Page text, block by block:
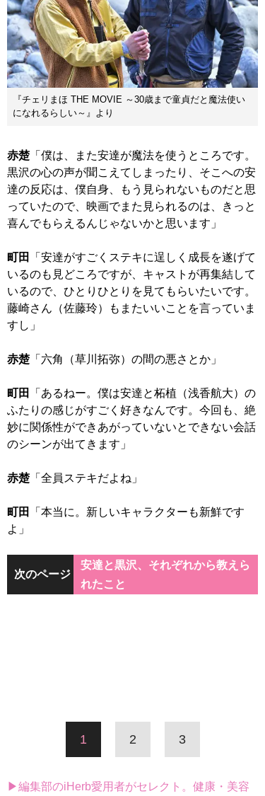
『チェリまほ THE MOVIE ～30歳まで童貞だと魔法使い
になれるらしい～』より
赤楚「僕は、また安達が魔法を使うところです。
黒沢の心の声が聞こえてしまったり、そこへの安
達の反応は、僕自身、もう見られないものだと思
っていたので、映画でまた見られるのは、きっと
喜んでもらえるんじゃないかと思います」
町田
「安達がすごくステキに逞しく成長を遂げて
いるのも見どころですが、キャストが再集結して
いるので、ひとりひとりを見てもらいたいです。
藤崎さん（佐藤玲）もまたいいことを言っていま
すし」
赤楚「六角（草川拓弥）の間の悪さとか」
町田
「あるねー。僕は安達と柘植（浅香航大）の
ふたりの感じがすごく好きなんです。今回も、絶
妙に関係性ができあがっていないとできない会話
のシーンが出てきます」
赤楚「全員ステキだよね」
町田
「本当に。新しいキャラクターも新鮮です
よ」
次のページ
安達と黒沢、それぞれから教えら
れたこと
1 2 3
▶編集部のiHerb愛用者がセレクト。健康・美容